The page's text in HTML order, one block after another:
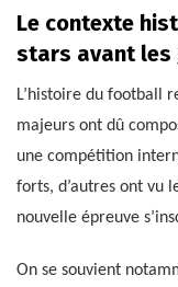
Le contexte
stars avant les
L’histoire du football
majeurs ont dû
une compétition
forts, d’autres ont vu
nouvelle épreuve
On se souvient